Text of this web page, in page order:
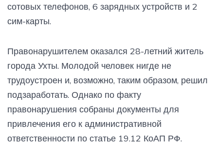
сотовых телефонов, 6 зарядных устройств и 2
сим-карты.
Правонарушителем оказался 28-летний житель
города Ухты. Молодой человек нигде не
трудоустроен и, возможно, таким образом, решил
подзаработать. Однако по факту
правонарушения собраны документы для
привлечения его к административной
ответственности по статье 19.12 КоАП РФ.